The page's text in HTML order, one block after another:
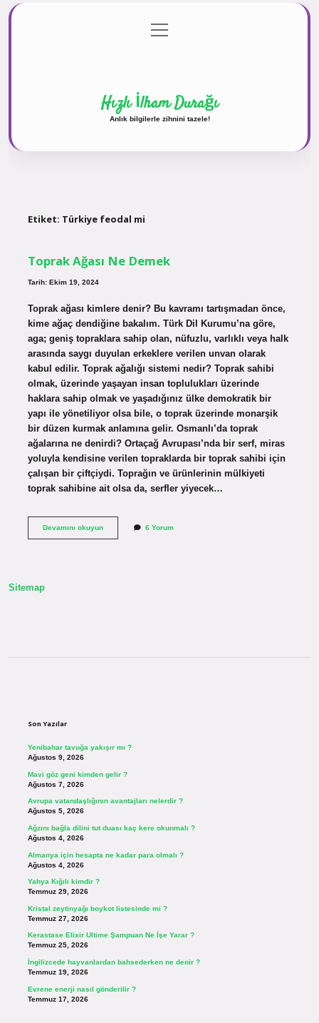
Gizlilik Politikası
menüyü
aç
Hızlı İlham Durağı
Anlık bilgilerle zihnini tazele!
Etiket: Türkiye feodal mi
Toprak Ağası Ne Demek
Tarih: Ekim 19, 2024
Toprak ağası kimlere denir? Bu kavramı tartışmadan önce,
kime ağaç dendiğine bakalım. Türk Dil Kurumu’na göre,
aga; geniş topraklara sahip olan, nüfuzlu, varlıklı veya halk
arasında saygı duyulan erkeklere verilen unvan olarak
kabul edilir. Toprak ağalığı sistemi nedir? Toprak sahibi
olmak, üzerinde yaşayan insan toplulukları üzerinde
haklara sahip olmak ve yaşadığınız ülke demokratik bir
yapı ile yönetiliyor olsa bile, o toprak üzerinde monarşik
bir düzen kurmak anlamına gelir. Osmanlı’da toprak
ağalarına ne denirdi? Ortaçağ Avrupası’nda bir serf, miras
yoluyla kendisine verilen topraklarda bir toprak sahibi için
çalışan bir çiftçiydi. Toprağın ve ürünlerinin mülkiyeti
toprak sahibine ait olsa da, serfler yiyecek…
Devamını okuyunToprak
6 Yorum
Sitemap
Son Yazılar
Yenibahar tavuğa yakışır mı ?
Ağustos 9, 2026
Mavi göz geni kimden gelir ?
Ağustos 7, 2026
Avrupa vatandaşlığının avantajları nelerdir ?
Ağustos 5, 2026
Ağzını bağla dilini tut duası kaç kere okunmalı ?
Ağustos 4, 2026
Almanya için hesapta ne kadar para olmalı ?
Ağustos 4, 2026
Yahya Kığılı kimdir ?
Temmuz 29, 2026
Kristal zeytinyağı boykot listesinde mi ?
Temmuz 27, 2026
Kerastase Elixir Ultime Şampuan Ne İşe Yarar ?
Temmuz 25, 2026
İngilizcede hayvanlardan bahsederken ne denir ?
Temmuz 19, 2026
Evrene enerji nasıl gönderilir ?
Temmuz 17, 2026